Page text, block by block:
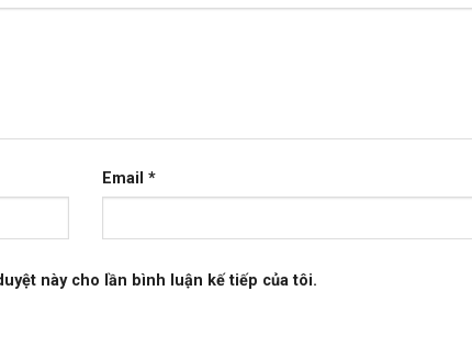
Email *
này cho lần bình luận kế tiếp của tôi.